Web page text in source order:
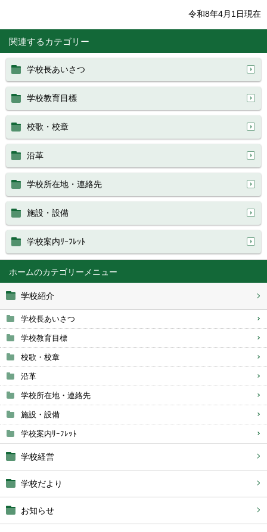
ホーム
学校紹介
学校長あいさつ
学校教育目標
校歌・校章
沿革
学校所在地・連絡先
施設・設備
学校案内ﾘｰﾌﾚｯﾄ
学校経営
学校だより
お知らせ
令和8年4月1日現在
関連するカテゴリー
学校長あいさつ
学校教育目標
校歌・校章
沿革
学校所在地・連絡先
施設・設備
学校案内ﾘｰﾌﾚｯﾄ